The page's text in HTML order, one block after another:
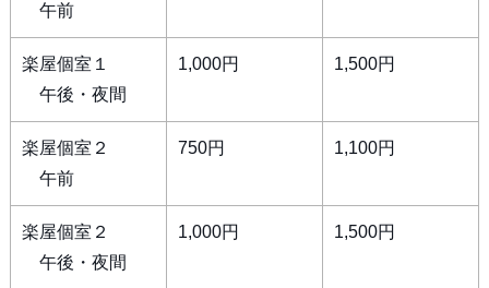
午前
楽屋個室１
午後・夜間
1,000円 1,500円
楽屋個室２
午前
750円 1,100円
楽屋個室２
午後・夜間
1,000円 1,500円